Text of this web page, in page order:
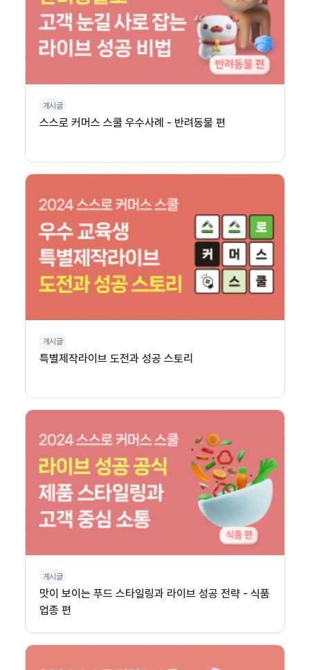
게시글
스스로 커머스 스쿨 우수사례 - 반려동물 편
게시글
특별제작라이브 도전과 성공 스토리
게시글
맛이 보이는 푸드 스타일링과 라이브 성공 전략 - 식품
업종 편